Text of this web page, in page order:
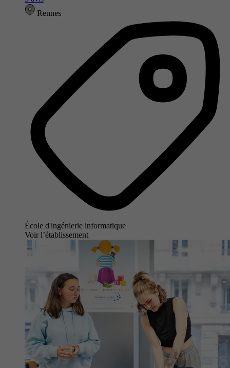
Rennes
École d'ingénierie informatique
Voir l’établissement